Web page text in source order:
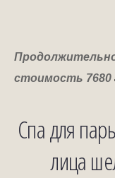
стоимость 7680
Спа для
лица